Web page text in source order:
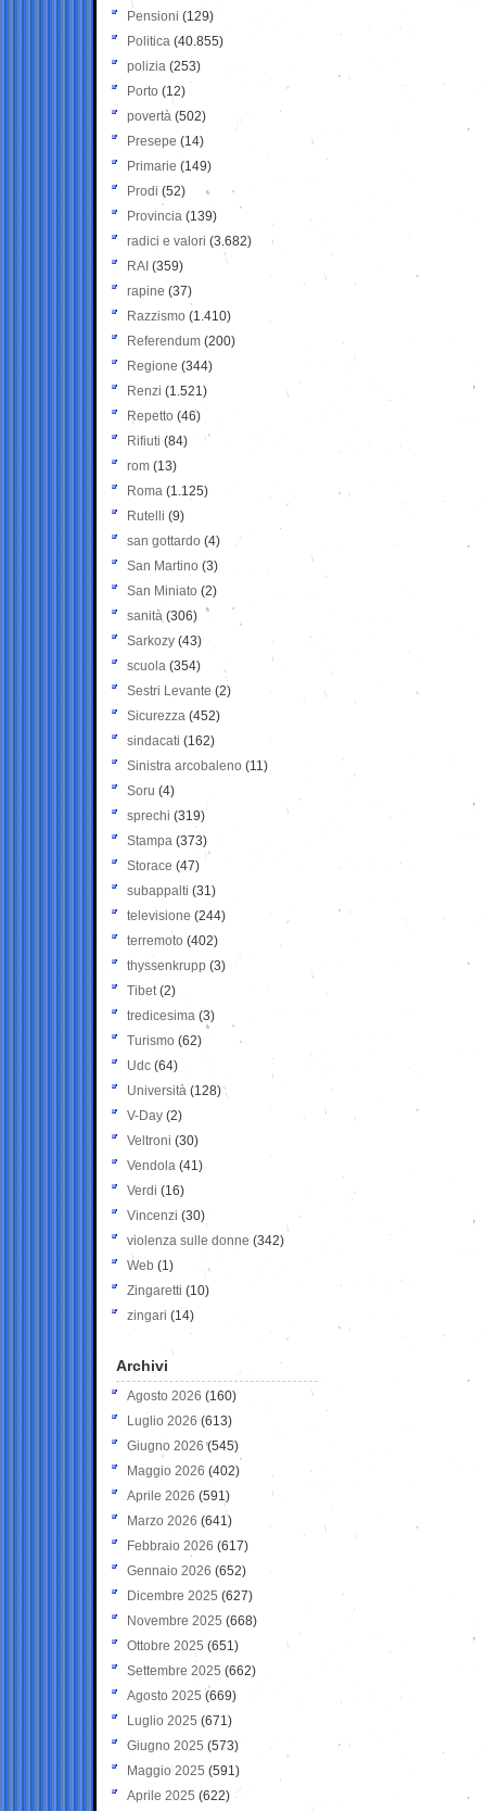
Pensioni (129)
Politica (40.855)
polizia (253)
Porto (12)
povertà (502)
Presepe (14)
Primarie (149)
Prodi (52)
Provincia (139)
radici e valori (3.682)
RAI (359)
rapine (37)
Razzismo (1.410)
Referendum (200)
Regione (344)
Renzi (1.521)
Repetto (46)
Rifiuti (84)
rom (13)
Roma (1.125)
Rutelli (9)
san gottardo (4)
San Martino (3)
San Miniato (2)
sanità (306)
Sarkozy (43)
scuola (354)
Sestri Levante (2)
Sicurezza (452)
sindacati (162)
Sinistra arcobaleno (11)
Soru (4)
sprechi (319)
Stampa (373)
Storace (47)
subappalti (31)
televisione(244)
terremoto (402)
thyssenkrupp (3)
Tibet(2)
tredicesima (3)
Turismo (62)
Udc (64)
Università (128)
V-Day (2)
Veltroni (30)
Vendola (41)
Verdi (16)
Vincenzi (30)
violenza sulle donne (342)
Web (1)
Zingaretti (10)
zingari (14)
Archivi
Agosto 2026 (160)
Luglio 2026 (613)
Giugno 2026 (545)
Maggio 2026 (402)
Aprile 2026 (591)
Marzo 2026 (641)
Febbraio 2026 (617)
Gennaio 2026 (652)
Dicembre 2025 (627)
Novembre 2025 (668)
Ottobre 2025 (651)
Settembre 2025 (662)
Agosto 2025 (669)
Luglio 2025 (671)
Giugno 2025 (573)
Maggio 2025 (591)
Aprile 2025 (622)